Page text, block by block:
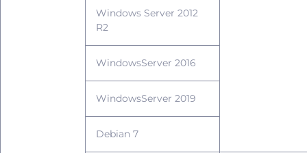
Windows Server 2012
R2
WindowsServer 2016
WindowsServer 2019
Debian 7